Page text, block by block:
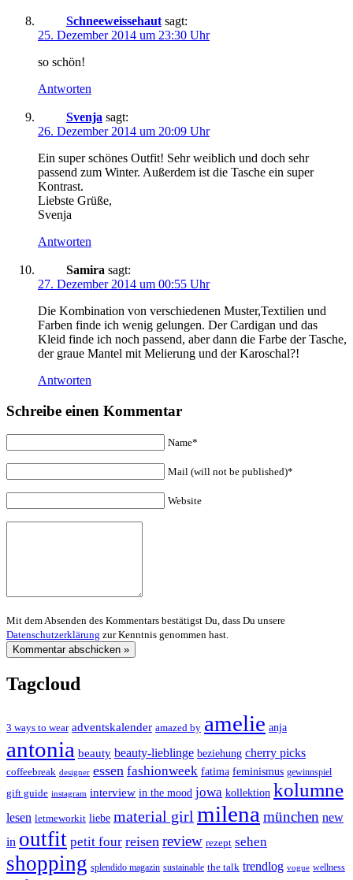
Schneeweissehaut sagt:
25. Dezember 2014 um 23:30 Uhr
so schön!
Antworten
Svenja sagt:
26. Dezember 2014 um 20:09 Uhr
Ein super schönes Outfit! Sehr weiblich und doch sehr
passend zum Winter. Außerdem ist die Tasche ein super
Kontrast.
Liebste Grüße,
Svenja
Antworten
Samira sagt:
27. Dezember 2014 um 00:55 Uhr
Die Kombination von verschiedenen Muster,Textilien und
Farben finde ich wenig gelungen. Der Cardigan und das
Kleid finde ich noch passend, aber dann die Farbe der Tasche,
der graue Mantel mit Melierung und der Karoschal?!
Antworten
Schreibe einen Kommentar
Name*
Mail (will not be published)*
Website
Mit dem Absenden des Kommentars bestätigst Du, dass Du unsere
Datenschutzerklärung zur Kenntnis genommen hast.
Tagcloud
3 ways to wear adventskalender amazed by amelie anja
antonia beauty beauty-lieblinge beziehung cherry picks
coffeebreak designer essen fashionweek fatima feminismus gewinnspiel
gift guide instagram interview in the mood jowa kollektion kolumne
lesen letmeworkit liebe material girl milena münchen new
in outfit petit four reisen review rezept sehen
shopping splendido magazin sustainable the talk trendlog vogue wellness